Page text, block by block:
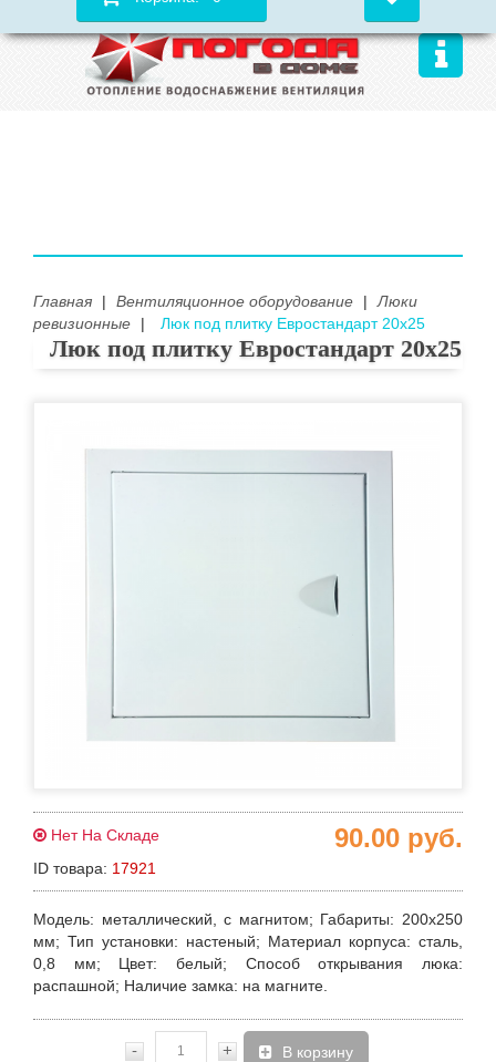
Главная | Вентиляционное оборудование |
Люки
ревизионные
| Люк под плитку Евростандарт 20х25
Люк под плитку Евростандарт 20х25
Нет На Складе
ID товара: 17921
90.00 руб.
Модель: металлический, с магнитом; Габариты: 200х250
мм; Тип установки: настеный; Материал корпуса: сталь,
0,8 мм; Цвет: белый; Способ открывания люка:
распашной; Наличие замка: на магните.
- + В корзину